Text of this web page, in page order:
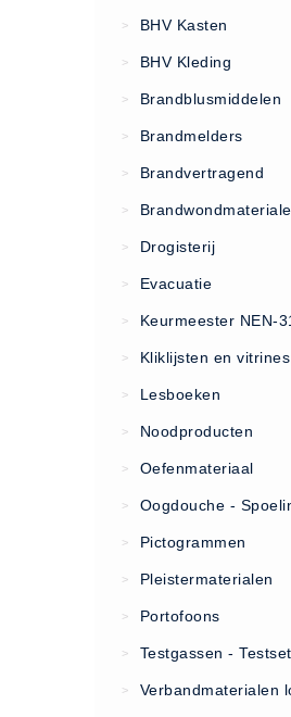
Inspectiecentrale
Ons Team
Nieuws
Contact
Algemene Voorwaarden
Vacatures
AED apparaten (11)
AED apparaten (11)
> BHV Kasten
> BHV Kleding
> Brandblusmiddelen
> Brandmelders
> Brandvertragend
>
> Drogisterij
> Evacuatie
> Keurmeester NEN-
> Kliklijsten en vitrines
> Lesboeken
> Noodproducten
> Oefenmateriaal
> Oogdouche -
> Pictogrammen
> Pleistermaterialen
> Portofoons
> Testgassen -
> Verbandmaterialen